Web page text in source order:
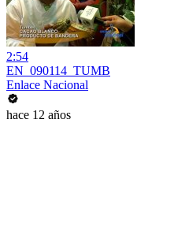
2:54
EN_090114_TUMB
Enlace Nacional
hace 12 años